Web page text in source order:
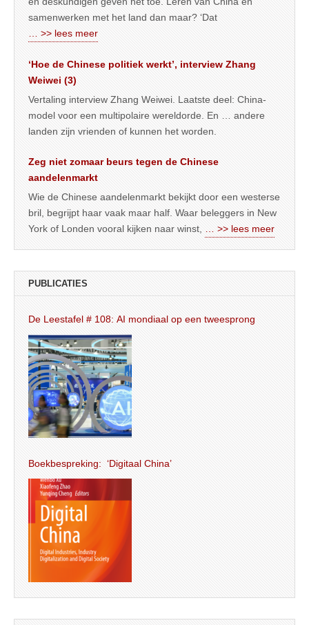
samenwerken met het land dan maar? ‘Dat
… >> lees meer
‘Hoe de Chinese politiek werkt’, interview Zhang
Weiwei (3)
Vertaling interview Zhang Weiwei. Laatste deel: China-
model voor een multipolaire wereldorde. En … andere
landen zijn vrienden of kunnen het worden.
Zeg niet zomaar beurs tegen de Chinese
aandelenmarkt
Wie de Chinese aandelenmarkt bekijkt door een westerse
bril, begrijpt haar vaak maar half. Waar beleggers in New
York of Londen vooral kijken naar winst,
… >> lees meer
PUBLICATIES
De Leestafel # 108: AI mondiaal op een tweesprong
Boekbespreking: ‘Digitaal China’